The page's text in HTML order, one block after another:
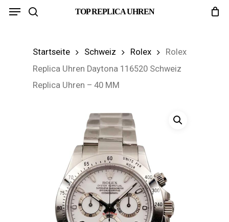
Skip
TOP REPLICA UHREN
Menu
Startseite Schweiz Rolex
Rolex
Replica Uhren Daytona 116520 Schweiz
Replica Uhren – 40 MM